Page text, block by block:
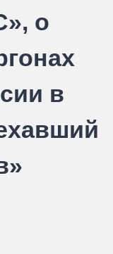
о
в